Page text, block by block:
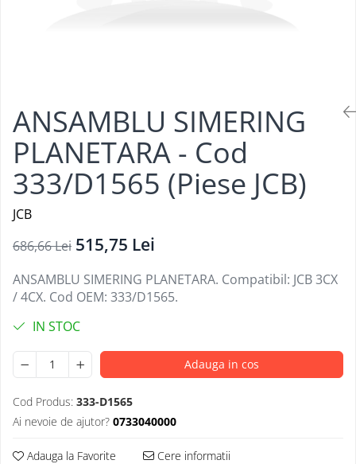
ANSAMBLU SIMERING
PLANETARA - Cod
333/D1565 (Piese JCB)
JCB
686,66 Lei 515,75 Lei
ANSAMBLU SIMERING PLANETARA. Compatibil: JCB 3CX
/ 4CX. Cod OEM: 333/D1565.
IN STOC
Adauga in cos
Cod Produs: 333-D1565
Ai nevoie de ajutor? 0733040000
Adauga la Favorite Cere informatii